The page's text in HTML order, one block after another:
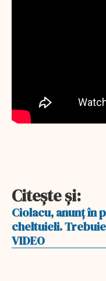
Citeşte şi:
Ciolacu, anunţ în
cheltuieli.
VIDEO